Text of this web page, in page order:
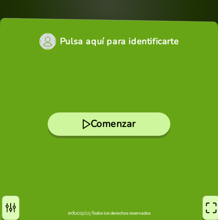
Pulsa aquí para identificarte
Comenzar
Todos los derechos reservados